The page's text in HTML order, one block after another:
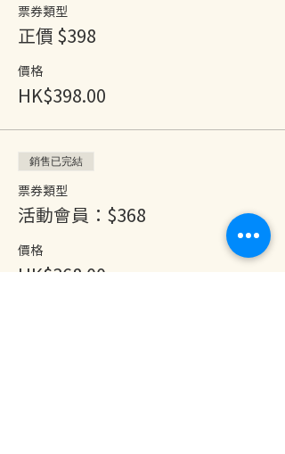
票券類型
正價 $398
價格
HK$398.00
銷售已完結
票券類型
活動會員：$368
價格
HK$368.00